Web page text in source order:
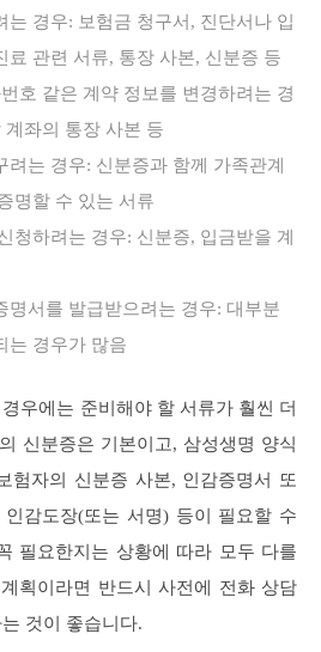
는 경우: 보험금 청구서, 진단서나 입
료 관련 서류, 통장 사본, 신분증 등
호 같은 계약 정보를 변경하려는 경
좌의 통장 사본 등
려는 경우: 신분증과 함께 가족관계
명할 수 있는 서류
청하려는 경우: 신분증, 입금받을 계
명서를 발급받으려는 경우: 대부분
는 경우가 많음
우에는 준비해야 할 서류가 훨씬 더
신분증은 기본이고, 삼성생명 양식
험자의 신분증 사본, 인감증명서 또
감도장(또는 서명) 등이 필요할 수
필요한지는 상황에 따라 모두 다를
획이라면 반드시 사전에 전화 상담
것이 좋습니다.